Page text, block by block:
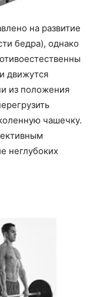
на развитие
бедра), однако
движутся
из положения
чашечку.
неглубоких